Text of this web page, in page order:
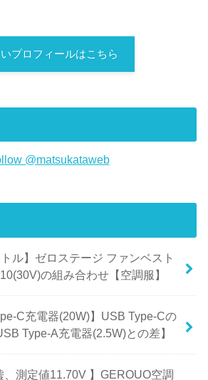
プロフィールはこちら
@matsukataweb
ル】ゼロステージ ファンベスト
の組み合わせ【空調服】
C充電器(20W)】USB Type-Cの
Type-A充電器(2.5W)との差】
、測定値11.70V 】GEROUO空調